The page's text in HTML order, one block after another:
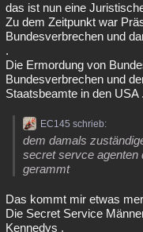
das ist nun eine
Zu dem Zeitpunkt war
Bundesverbrechen und
.
Die Ermordung von
Bundesverbrechen und
Staatsbeamte in den USA .
EC145 schrieb:
dem damals
secret servce agenten
gerammt
Das kommt mir etwas
Die Secret Service
Kennedys .